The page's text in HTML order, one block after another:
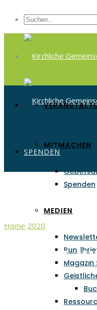
MITMACHEN
Spenden
MEDIEN
Magazin
SPENDEN
Home 2020
Monat: